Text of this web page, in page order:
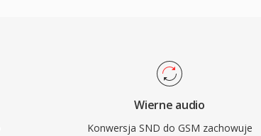
Wierne audio
Konwersja SND do GSM zachowuje